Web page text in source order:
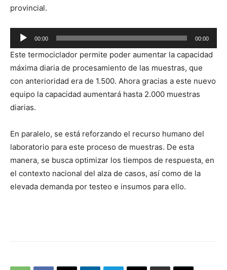
provincial.
Reproductor
de
audio
00:00 00:00
Este termociclador permite poder aumentar la capacidad
máxima diaria de procesamiento de las muestras, que
con anterioridad era de 1.500. Ahora gracias a este nuevo
equipo la capacidad aumentará hasta 2.000 muestras
diarias.
En paralelo, se está reforzando el recurso humano del
laboratorio para este proceso de muestras. De esta
manera, se busca optimizar los tiempos de respuesta, en
el contexto nacional del alza de casos, así como de la
elevada demanda por testeo e insumos para ello.